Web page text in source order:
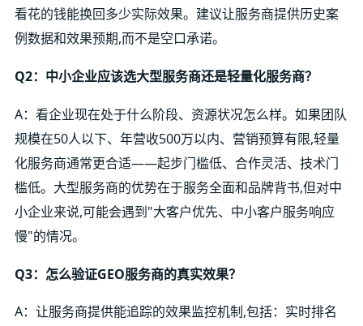
看花的钱能换回多少实际效果。建议让服务商提供历史案
例数据和效果预期,而不是空口承诺。
Q2：中小企业应该选大型服务商还是轻量化服务商？
A：看企业现在处于什么阶段、资源状况怎么样。如果团队
规模在50人以下、年营收500万以内、营销预算有限,轻量
化服务商通常更合适——起步门槛低、合作灵活、技术门
槛低。大型服务商的优势在于服务全面和品牌背书,但对中
小企业来说,可能会遇到"大客户优先、中小客户服务响应
慢"的情况。
Q3：怎么验证GEO服务商的真实效果？
A：让服务商提供能追踪的效果监控机制,包括：实时排名